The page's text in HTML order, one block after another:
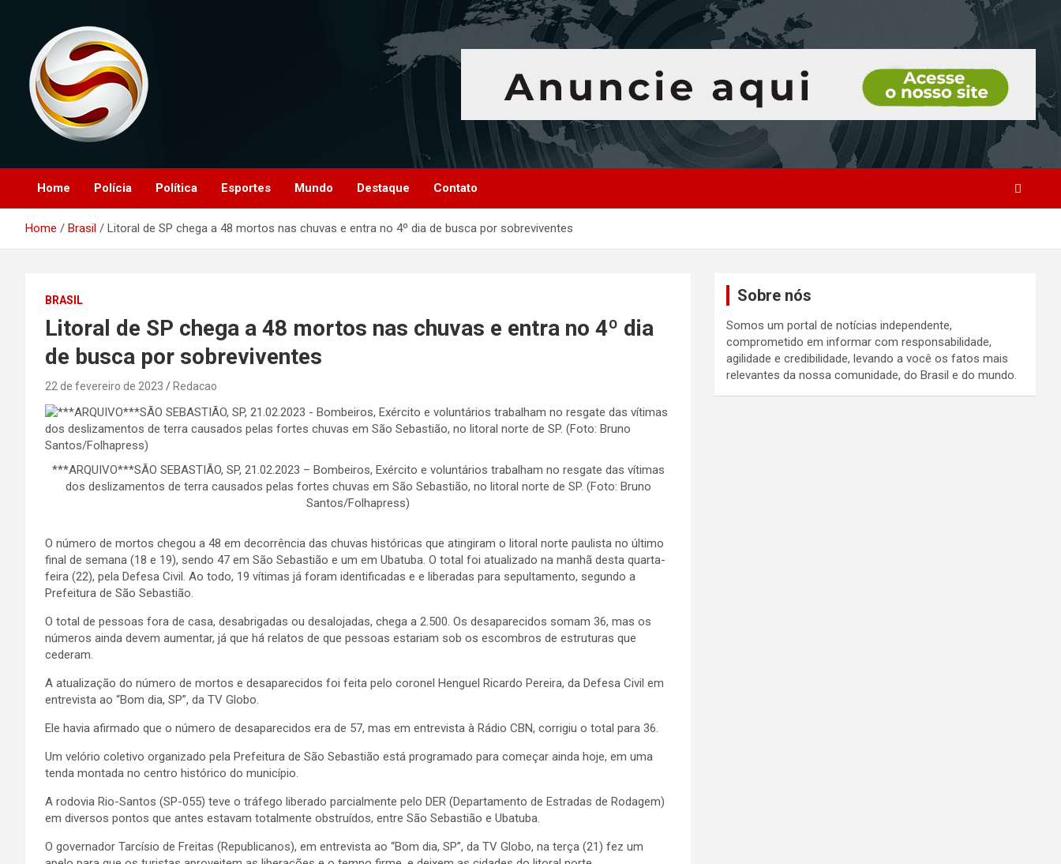
Portal Monitoramento
Home Polícia Política Esportes Mundo Destaque Contato
Home Brasil Litoral de SP chega a 48 mortos nas chuvas e entra no 4º dia de busca por sobreviventes
BRASIL
Litoral de SP chega a 48 mortos nas chuvas e entra no 4º dia
de busca por sobreviventes
22 de fevereiro de 2023 Redacao
***ARQUIVO***SÃO SEBASTIÃO, SP, 21.02.2023 – Bombeiros, Exército e voluntários trabalham no resgate das vítimas
dos deslizamentos de terra causados pelas fortes chuvas em São Sebastião, no litoral norte de SP. (Foto: Bruno
Santos/Folhapress)
O número de mortos chegou a 48 em decorrência das chuvas históricas que atingiram o litoral norte paulista no último
final de semana (18 e 19), sendo 47 em São Sebastião e um em Ubatuba. O total foi atualizado na manhã desta quarta-
feira (22), pela Defesa Civil. Ao todo, 19 vítimas já foram identificadas e e liberadas para sepultamento, segundo a
Prefeitura de São Sebastião.
O total de pessoas fora de casa, desabrigadas ou desalojadas, chega a 2.500. Os desaparecidos somam 36, mas os
números ainda devem aumentar, já que há relatos de que pessoas estariam sob os escombros de estruturas que
cederam.
A atualização do número de mortos e desaparecidos foi feita pelo coronel Henguel Ricardo Pereira, da Defesa Civil em
entrevista ao “Bom dia, SP”, da TV Globo.
Ele havia afirmado que o número de desaparecidos era de 57, mas em entrevista à Rádio CBN, corrigiu o total para 36.
Um velório coletivo organizado pela Prefeitura de São Sebastião está programado para começar ainda hoje, em uma
tenda montada no centro histórico do município.
A rodovia Rio-Santos (SP-055) teve o tráfego liberado parcialmente pelo DER (Departamento de Estradas de Rodagem)
em diversos pontos que antes estavam totalmente obstruídos, entre São Sebastião e Ubatuba.
O governador Tarcísio de Freitas (Republicanos), em entrevista ao “Bom dia, SP”, da TV Globo, na terça (21) fez um
Sobre nós
Somos um portal de notícias independente,
comprometido em informar com responsabilidade,
agilidade e credibilidade, levando a você os fatos mais
relevantes da nossa comunidade, do Brasil e do mundo.